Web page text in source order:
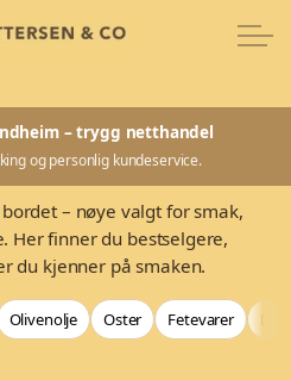
– trygg netthandel
og personlig kundeservice.
– nøye valgt for smak,
Her finner du bestselgere,
du kjenner på smaken.
Olivenolje Oster Fetevarer